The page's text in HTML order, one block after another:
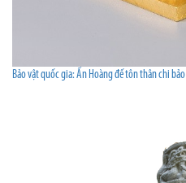
Bảo vật quốc gia: Ấn Hoàng đế tôn thân chi bảo